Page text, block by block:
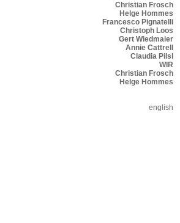
Christian Frosch
Helge Hommes
Francesco Pignatelli
Christoph Loos
Gert Wiedmaier
Annie Cattrell
Claudia Pilsl
WIR
Christian Frosch
Helge Hommes
english